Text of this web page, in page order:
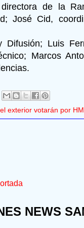
de la
José Cid,
Luis
Marcos
exterior votarán por HM
NEWS